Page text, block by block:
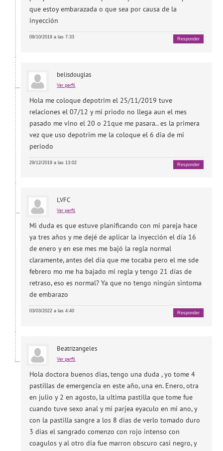
que estoy embarazada o que sea por causa de la
inyección
09/10/2019 a las 7:33 Responder
belisdouglas
Ver perfil
Hola me coloque depotrim el 25/11/2019 tuve
relaciones el 07/12 y mi priodo no llega aun el mes
pasado me vino el 20 o 21que me pasara.. es la primera
vez que uso depotrim me la coloque el 6 dia de mi
periodo
29/12/2019 a las 13:02 Responder
LVFC
Ver perfil
Mi duda es que estuve planificando con mi pareja hace
ya tres años y me dejé de aplicar la inyección el día 16
de enero y en ese mes me bajó la regla normal
claramente, antes del día que me tocaba pero el me sde
febrero mo me ha bajado mi regla y tengo 21 días de
retraso, eso es normal? Ya que no tengo ningún sintoma
de embarazo
03/03/2022 a las 4:40 Responder
Beatrizangeles
Ver perfil
Hola doctora buenos dias, tengo una duda , yo tome 4
pastillas de emergencia en este año, una en. Enero, otra
en julio y 2 en agosto, la ultima pastilla que tome fue
cuando tuve sexo anal y mi parjea eyaculo en mi ano, y
con la pastilla sangre a los 8 dias de verlo tomado duro
3 dias el sangrado comenzo con rojo intenso con
coagulos y al otro dia fue marron obscuro casi negro, y